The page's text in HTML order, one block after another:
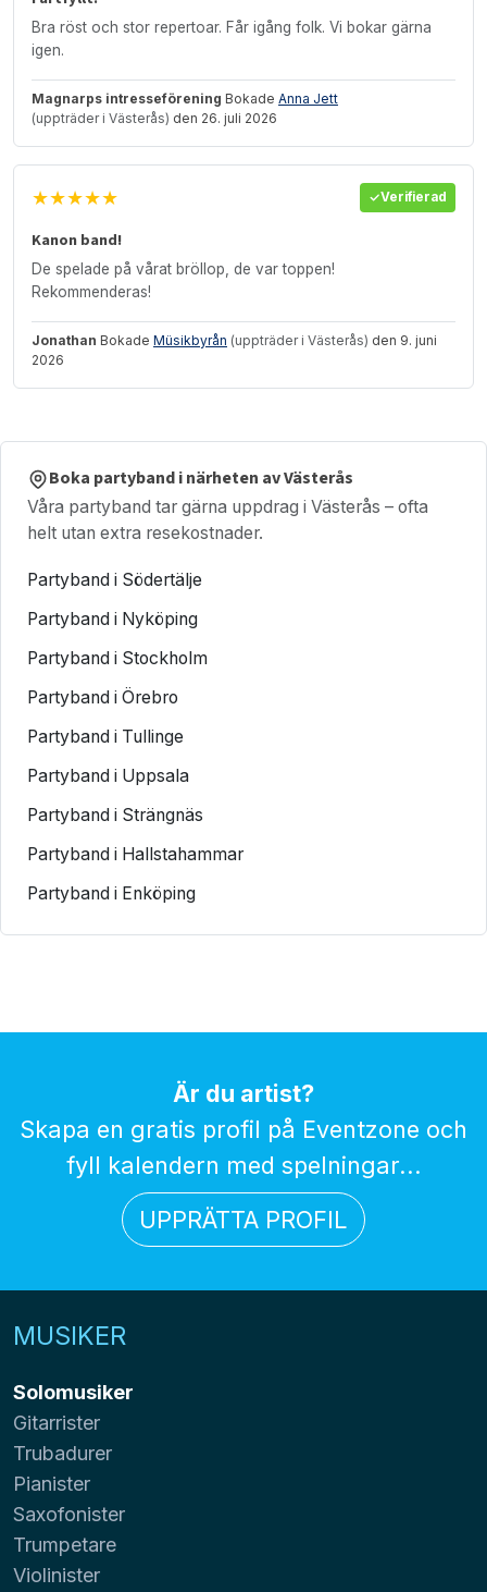
Bra röst och stor repertoar. Får igång folk. Vi bokar gärna
igen.
Magnarps intresseförening Bokade Anna Jett
(uppträder i Västerås) den 26. juli 2026
★★★★★ Verifierad
Kanon band!
De spelade på vårat bröllop, de var toppen!
Rekommenderas!
Jonathan Bokade Müsikbyrån (uppträder i Västerås) den 9. juni
2026
Boka partyband i närheten av Västerås
Våra partyband tar gärna uppdrag i Västerås – ofta
helt utan extra resekostnader.
Partyband i Södertälje
Partyband i Nyköping
Partyband i Stockholm
Partyband i Örebro
Partyband i Tullinge
Partyband i Uppsala
Partyband i Strängnäs
Partyband i Hallstahammar
Partyband i Enköping
Är du artist?
Skapa en gratis profil på Eventzone och
fyll kalendern med spelningar...
UPPRÄTTA PROFIL
MUSIKER
Solomusiker
Gitarrister
Trubadurer
Pianister
Saxofonister
Trumpetare
Violinister